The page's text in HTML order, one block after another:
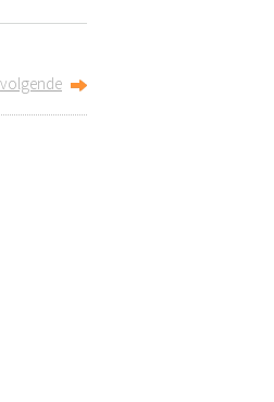
volgende